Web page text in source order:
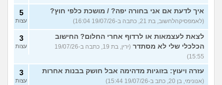
איך לדעת אם אני בחורה יפה? / מושכת כלפי חוץ?
(לאמפסיקהלחשוב, בת 21, כתבה ב-19/07/26 16:04)
5
עצות
לצאת לעצמאות או לרדוף אחרי החלום? החישוב
הכלכלי שלי לא מסתדר
(ירין, בת 19, כתבה ב-19/07/26
15:55)
3
עצות
עזרה ויעוץ: בזוגיות מדהימה אבל חושק בבנות אחרות
(אנונימי, בן 20, כתב ב-19/07/26 15:44)
3
עצות